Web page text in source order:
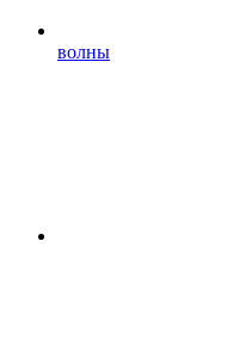
волны